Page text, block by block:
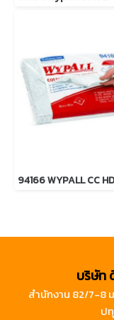
บริษัท
สำนักงาน 82/7-8
ป